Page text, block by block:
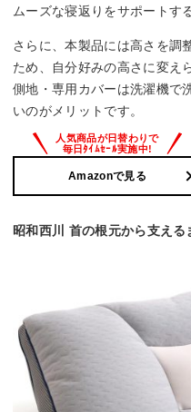
ムーズな寝返りをサポートす
さらに、本製品には高さを調
ため、自分好みの高さに変え
側地・専用カバーは洗濯機で
いのがメリットです。
Amazonで見る
昭和西川 首の根元から支え